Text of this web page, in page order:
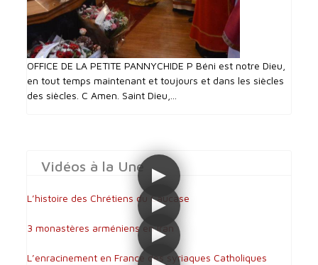
OFFICE DE LA PETITE PANNYCHIDE P Béni est notre Dieu,
en tout temps maintenant et toujours et dans les siècles
des siècles. C Amen. Saint Dieu,...
Vidéos à la Une
L’histoire des Chrétiens du Caucase
3 monastères arméniens en Iran
L’enracinement en France des syriaques Catholiques